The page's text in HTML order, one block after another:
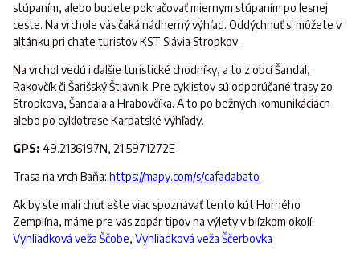
stúpaním, alebo budete pokračovať miernym stúpaním po lesnej
ceste. Na vrchole vás čaká nádherný výhľad. Oddýchnuť si môžete v
altánku pri chate turistov KST Slávia Stropkov.
Na vrchol vedú i ďalšie turistické chodníky, a to z obcí Šandal,
Rakovčík či Šarišský Štiavnik. Pre cyklistov sú odporúčané trasy zo
Stropkova, Šandala a Hrabovčíka. A to po bežných komunikáciách
alebo po cyklotrase Karpatské výhľady.
GPS: 49.2136197N, 21.5971272E
Trasa na vrch Baňa: https://mapy.com/s/cafadabato
Ak by ste mali chuť ešte viac spoznávať tento kút Horného
Zemplína, máme pre vás zopár tipov na výlety v blízkom okolí:
Vyhliadková veža Ščobe, Vyhliadková veža Ščerbovka